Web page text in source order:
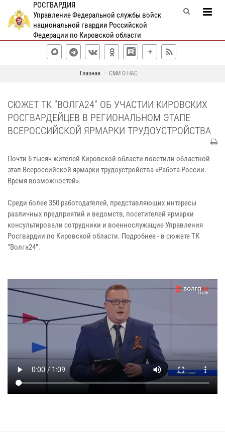
РОСГВАРДИЯ
Управление Федеральной службы войск
национальной гвардии Российской
Федерации по Кировской области
Главная СМИ О НАС
СЮЖЕТ ТК "ВОЛГА24" ОБ УЧАСТИИ КИРОВСКИХ
РОСГВАРДЕЙЦЕВ В РЕГИОНАЛЬНОМ ЭТАПЕ
ВСЕРОССИЙСКОЙ ЯРМАРКИ ТРУДОУСТРОЙСТВА
Почти 6 тысяч жителей Кировской области посетили областной
этап Всероссийской ярмарки трудоустройства «Работа России.
Время возможностей».
Среди более 350 работодателей, представляющих интересы
различных предприятий и ведомств, посетителей ярмарки
консультировали сотрудники и военнослужащие Управления
Росгвардии по Кировской области. Подробнее - в сюжете ТК
"Волга24".